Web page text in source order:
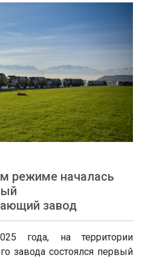
режиме началась
завод
года, на территории
завода состоялся первый